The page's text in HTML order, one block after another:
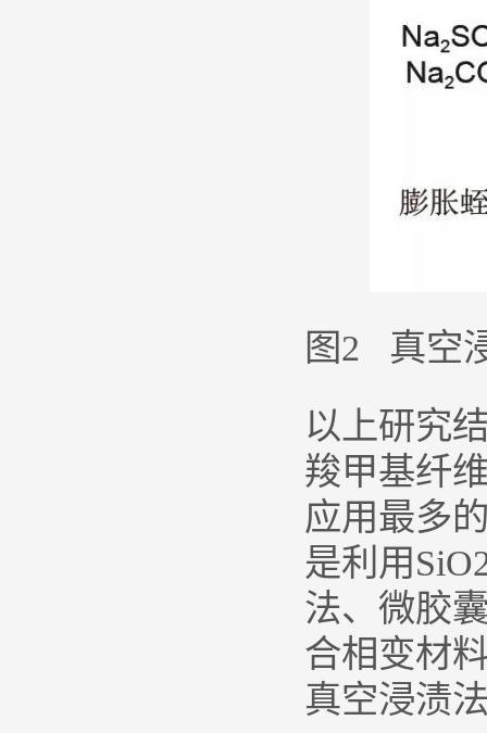
图2 真空
以上研究
羧甲基纤
应用最多
是利用
法、微胶
合相变材
真空浸渍